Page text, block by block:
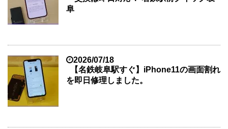
阜
2026/07/18
【名鉄岐阜駅すぐ】iPhone11の画面割れ
を即日修理しました。